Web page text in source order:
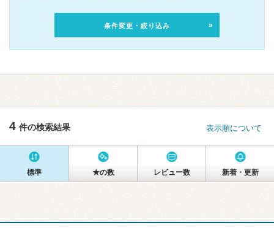
条件変更・絞り込み
4 件の検索結果 表示順について
標準 ★の数 レビュー数 新着・更新